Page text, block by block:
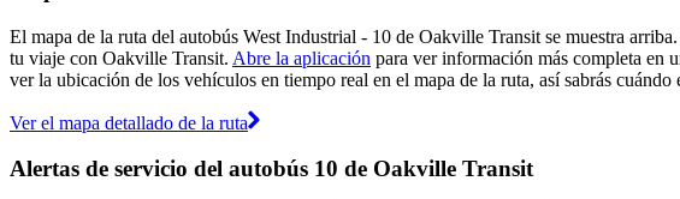
El mapa de la ruta del autobús West Industrial - 10 de Oakville Transit se muestra
tu viaje con Oakville Transit. Abre la aplicación para ver información más completa en
ver la ubicación de los vehículos en tiempo real en el mapa de la ruta, así sabrás cuándo
Ver el mapa detallado de la ruta
Alertas de servicio del autobús 10 de Oakville Transit